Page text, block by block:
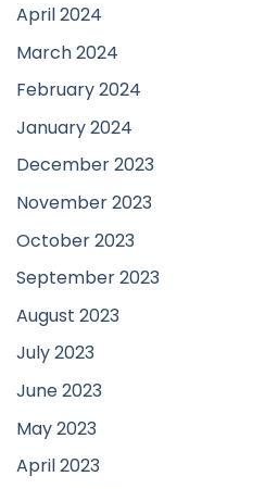
April 2024
March 2024
February 2024
January 2024
December 2023
November 2023
October 2023
September 2023
August 2023
July 2023
June 2023
May 2023
April 2023